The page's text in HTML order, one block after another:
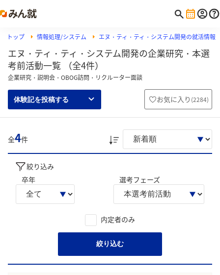
トップ 情報処理/システム エヌ・ティ・ティ・システム開発の就活情報
エヌ・ティ・ティ・システム開発の企業研究・本選
考前活動一覧 （全4件）
企業研究・説明会・OBOG訪問・リクルーター面談
体験記を投稿する お気に入り (2284)
全4件
絞り込み
卒年
選考フェーズ
内定者のみ
絞り込む